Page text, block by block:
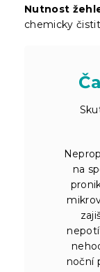
Nutnost
chemicky čistit
na
noční